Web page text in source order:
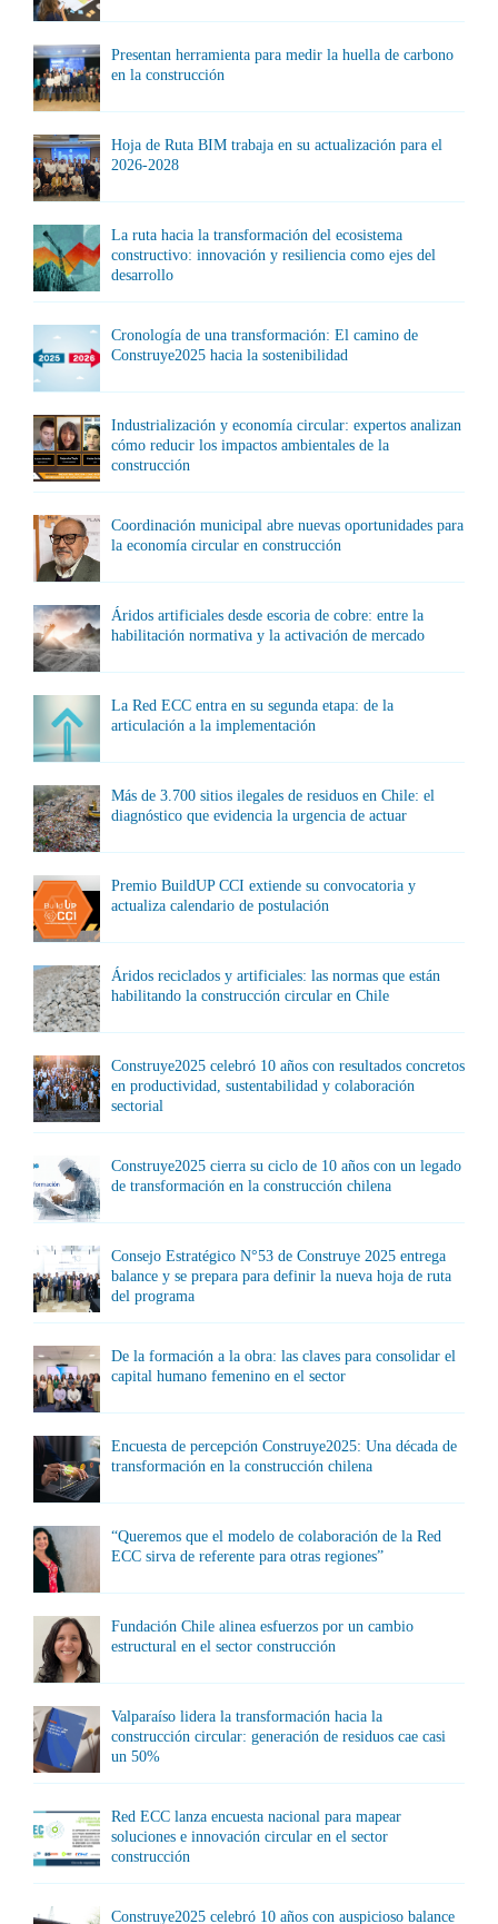
Presentan herramienta para medir la huella de carbono
en la construcción
Hoja de Ruta BIM trabaja en su actualización para el
2026-2028
La ruta hacia la transformación del ecosistema
constructivo: innovación y resiliencia como ejes del
desarrollo
Cronología de una transformación: El camino de
Construye2025 hacia la sostenibilidad
Industrialización y economía circular: expertos analizan
cómo reducir los impactos ambientales de la
construcción
Coordinación municipal abre nuevas oportunidades para
la economía circular en construcción
Áridos artificiales desde escoria de cobre: entre la
habilitación normativa y la activación de mercado
La Red ECC entra en su segunda etapa: de la
articulación a la implementación
Más de 3.700 sitios ilegales de residuos en Chile: el
diagnóstico que evidencia la urgencia de actuar
Premio BuildUP CCI extiende su convocatoria y
actualiza calendario de postulación
Áridos reciclados y artificiales: las normas que están
habilitando la construcción circular en Chile
Construye2025 celebró 10 años con resultados concretos
en productividad, sustentabilidad y colaboración
sectorial
Construye2025 cierra su ciclo de 10 años con un legado
de transformación en la construcción chilena
Consejo Estratégico N°53 de Construye 2025 entrega
balance y se prepara para definir la nueva hoja de ruta
del programa
De la formación a la obra: las claves para consolidar el
capital humano femenino en el sector
Encuesta de percepción Construye2025: Una década de
transformación en la construcción chilena
“Queremos que el modelo de colaboración de la Red
ECC sirva de referente para otras regiones”
Fundación Chile alinea esfuerzos por un cambio
estructural en el sector construcción
Valparaíso lidera la transformación hacia la
construcción circular: generación de residuos cae casi
un 50%
Red ECC lanza encuesta nacional para mapear
soluciones e innovación circular en el sector
construcción
Construye2025 celebró 10 años con auspicioso balance